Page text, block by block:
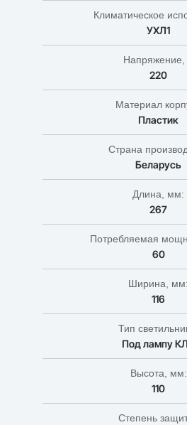
Климатическое
УХЛ1
220
Материал
Пластик
Страна
Беларусь
Длина, мм:
267
Потребляемая
60
Ширина, мм:
116
Тип
Под лампу
Высота, мм:
110
Степень